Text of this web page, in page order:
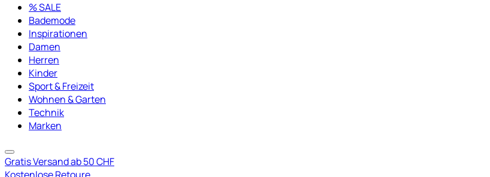
% SALE
Bademode
Inspirationen
Damen
Herren
Kinder
Sport & Freizeit
Wohnen & Garten
Technik
Marken
Gratis Versand ab 50 CHF